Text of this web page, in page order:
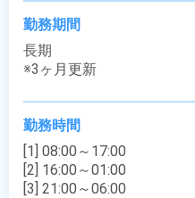
勤務期間
長期
※3ヶ月更新
勤務時間
[1] 08:00～17:00
[2] 16:00～01:00
[3] 21:00～06:00